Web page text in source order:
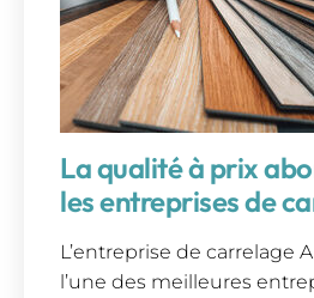
La qualité à prix
les entreprises de
L’entreprise de carrelage
l’une des meilleures